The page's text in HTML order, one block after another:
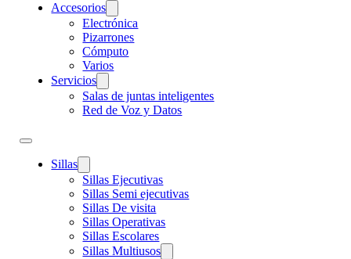
Accesorios
Electrónica
Pizarrones
Cómputo
Varios
Servicios
Salas de juntas inteligentes
Red de Voz y Datos
Sillas
Sillas Ejecutivas
Sillas Semi ejecutivas
Sillas De visita
Sillas Operativas
Sillas Escolares
Sillas Multiusos